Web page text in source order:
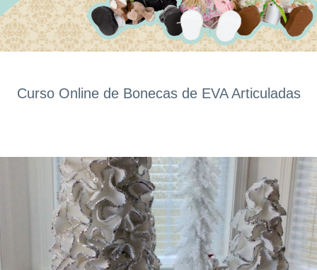
Curso Online de Bonecas de EVA Articuladas